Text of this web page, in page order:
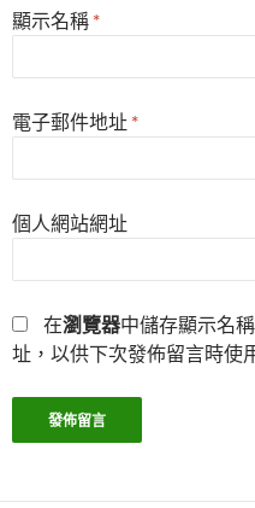
顯示名稱 *
電子郵件地址 *
個人網站網址
在瀏覽器中儲存顯示名
址，以供下次發佈留言時使